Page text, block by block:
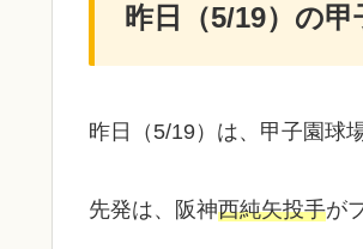
昨日（5/19）の
昨日（5/19）は、甲子園球
先発は、阪神西純矢投手が